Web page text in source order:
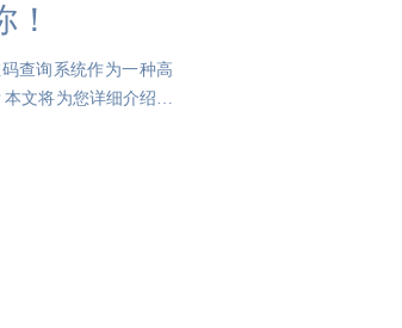
查询系统作为一种高
文将为您详细介绍。